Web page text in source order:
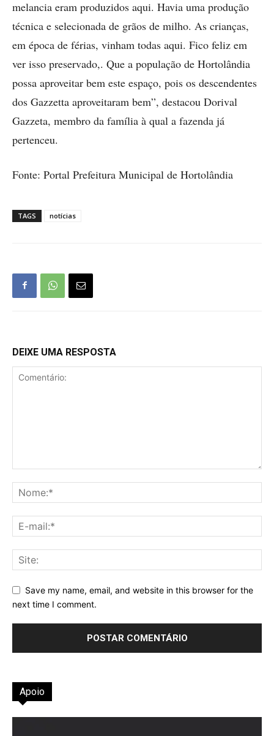
melancia eram produzidos aqui. Havia uma produção
técnica e selecionada de grãos de milho. As crianças,
em época de férias, vinham todas aqui. Fico feliz em
ver isso preservado,. Que a população de Hortolândia
possa aproveitar bem este espaço, pois os descendentes
dos Gazzetta aproveitaram bem”, destacou Dorival
Gazzeta, membro da família à qual a fazenda já
pertenceu.
Fonte: Portal Prefeitura Municipal de Hortolândia
TAGS notícias
DEIXE UMA RESPOSTA
Save my name, email, and website in this browser for the
next time I comment.
Apoio